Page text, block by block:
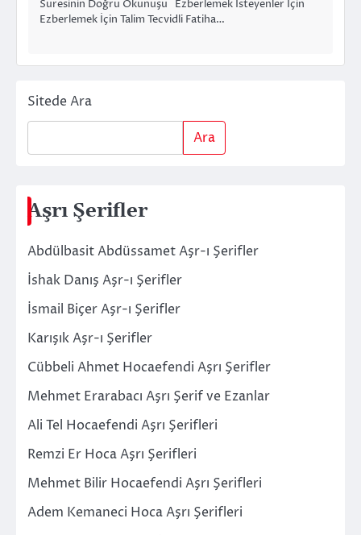
Suresinin Doğru Okunuşu Ezberlemek İsteyenler İçin
Ezberlemek İçin Talim Tecvidli Fatiha…
Sitede Ara
Ara
Aşrı Şerifler
Abdülbasit Abdüssamet Aşr-ı Şerifler
İshak Danış Aşr-ı Şerifler
İsmail Biçer Aşr-ı Şerifler
Karışık Aşr-ı Şerifler
Cübbeli Ahmet Hocaefendi Aşrı Şerifler
Mehmet Erarabacı Aşrı Şerif ve Ezanlar
Ali Tel Hocaefendi Aşrı Şerifleri
Remzi Er Hoca Aşrı Şerifleri
Mehmet Bilir Hocaefendi Aşrı Şerifleri
Adem Kemaneci Hoca Aşrı Şerifleri